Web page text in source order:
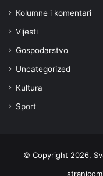
Kolumne i komentari
Vijesti
Gospodarstvo
Uncategorized
Kultura
Sport
© Copyright 2026,